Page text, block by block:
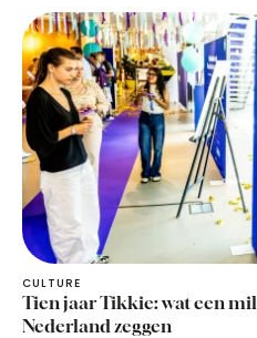
CULTURE
Tien jaar Tikkie: wat een
Nederland zeggen